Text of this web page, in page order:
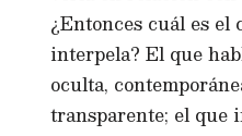
¿Entonces cuál es el
interpela? El que
oculta,
transparente; el que